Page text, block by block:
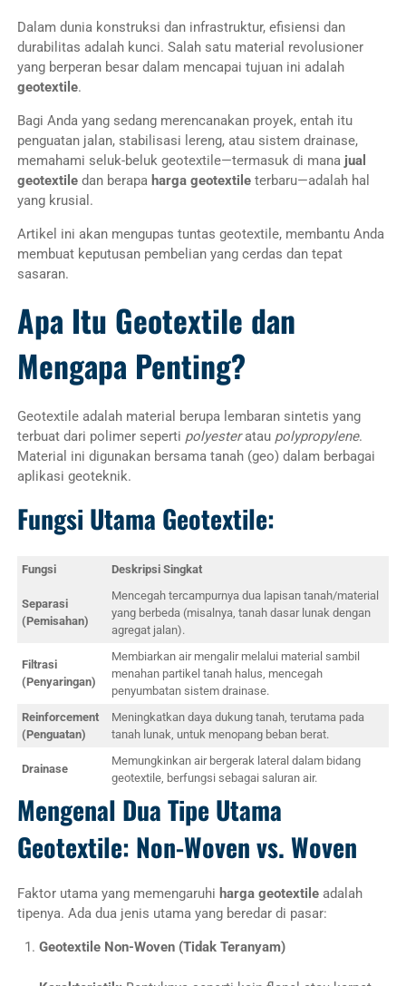
Dalam dunia konstruksi dan infrastruktur, efisiensi dan
durabilitas adalah kunci. Salah satu material revolusioner
yang berperan besar dalam mencapai tujuan ini adalah
geotextile.
Bagi Anda yang sedang merencanakan proyek, entah itu
penguatan jalan, stabilisasi lereng, atau sistem drainase,
memahami seluk-beluk geotextile—termasuk di mana jual
geotextiledan berapa harga geotextileterbaru—adalah hal
yang krusial.
Artikel ini akan mengupas tuntas geotextile, membantu Anda
membuat keputusan pembelian yang cerdas dan tepat
sasaran.
Apa Itu Geotextile dan
Mengapa Penting?
Geotextile adalah material berupa lembaran sintetis yang
terbuat dari polimer seperti polyesteratau polypropylene.
Material ini digunakan bersama tanah (geo) dalam berbagai
aplikasi geoteknik.
Fungsi Utama Geotextile:
Fungsi Deskripsi Singkat
Separasi
(Pemisahan)
Mencegah tercampurnya dua lapisan tanah/material
yang berbeda (misalnya, tanah dasar lunak dengan
agregat jalan).
Filtrasi
(Penyaringan)
Membiarkan air mengalir melalui material sambil
menahan partikel tanah halus, mencegah
penyumbatan sistem drainase.
Reinforcement
(Penguatan)
Meningkatkan daya dukung tanah, terutama pada
tanah lunak, untuk menopang beban berat.
Drainase
Memungkinkan air bergerak lateral dalam bidang
geotextile, berfungsi sebagai saluran air.
Mengenal Dua Tipe Utama
Geotextile: Non-Woven vs. Woven
Faktor utama yang memengaruhi harga geotextileadalah
tipenya. Ada dua jenis utama yang beredar di pasar:
Geotextile Non-Woven (Tidak Teranyam)